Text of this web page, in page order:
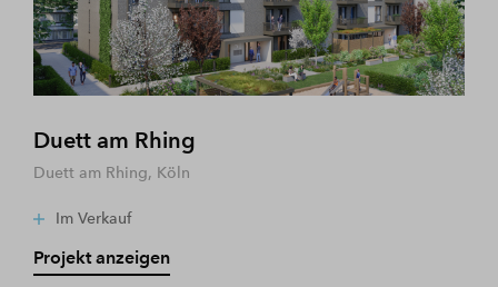
Duett am Rhing
Duett am Rhing, Köln
Im Verkauf
Projekt anzeigen